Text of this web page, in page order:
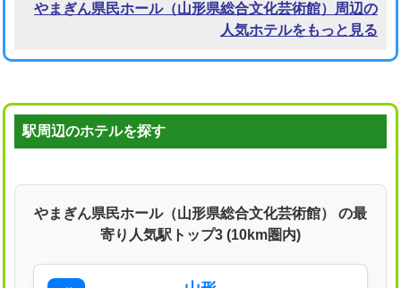
やまぎん県民ホール（山形県総合文化芸術館）周辺の
人気ホテルをもっと見る
駅周辺のホテルを探す
やまぎん県民ホール（山形県総合文化芸術館） の最
寄り人気駅トップ3 (10km圏内)